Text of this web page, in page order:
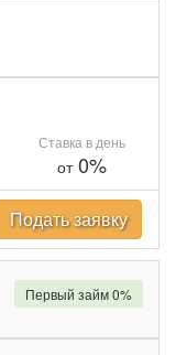
Ставка в день
от0%
Подать заявку
Первый займ 0%